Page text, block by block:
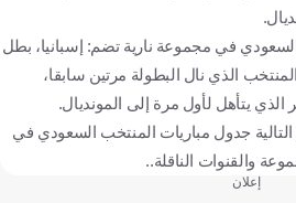
في مجموعة نارية تضم: إسبانيا، بطل
المنتخب الذي نال البطولة مرتين سابقا،
يتأهل لأول مرة إلى المونديال.
جدول مباريات المنتخب السعودي في
إعلان